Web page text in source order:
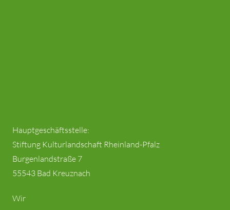
Hauptgeschäftsstelle:
Stiftung Kulturlandschaft Rheinland-Pfalz
Burgenlandstraße 7
55543 Bad Kreuznach
Wir